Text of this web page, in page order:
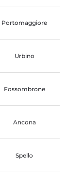
Portomaggiore
Urbino
Fossombrone
Ancona
Spello